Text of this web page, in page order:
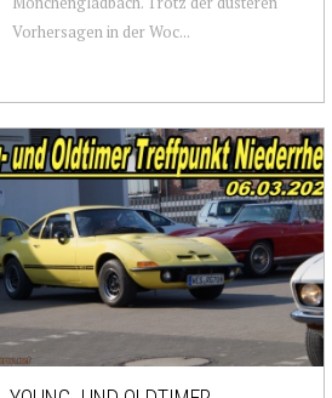
Vorhersagen in der Woc...